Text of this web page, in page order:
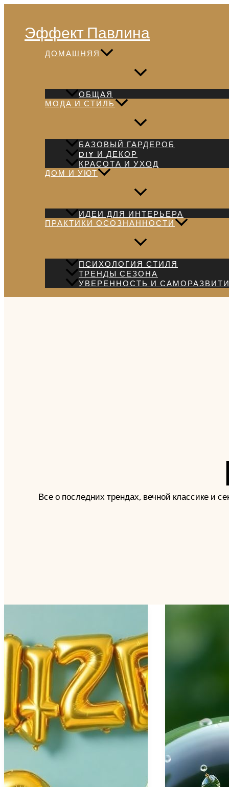
содержимому
Эффект Павлина
ДОМАШНЯЯ
ОБЩАЯ
МОДА И СТИЛЬ
БАЗОВЫЙ ГАРДЕРОБ
DIY И ДЕКОР
КРАСОТА И УХОД
ДОМ И УЮТ
ИДЕИ ДЛЯ ИНТЕРЬЕРА
ПРАКТИКИ ОСОЗНАННОСТИ
ПСИХОЛОГИЯ СТИЛЯ
ТРЕНДЫ СЕЗОНА
УВЕРЕННОСТЬ И
Все о последних трендах, вечной классике и